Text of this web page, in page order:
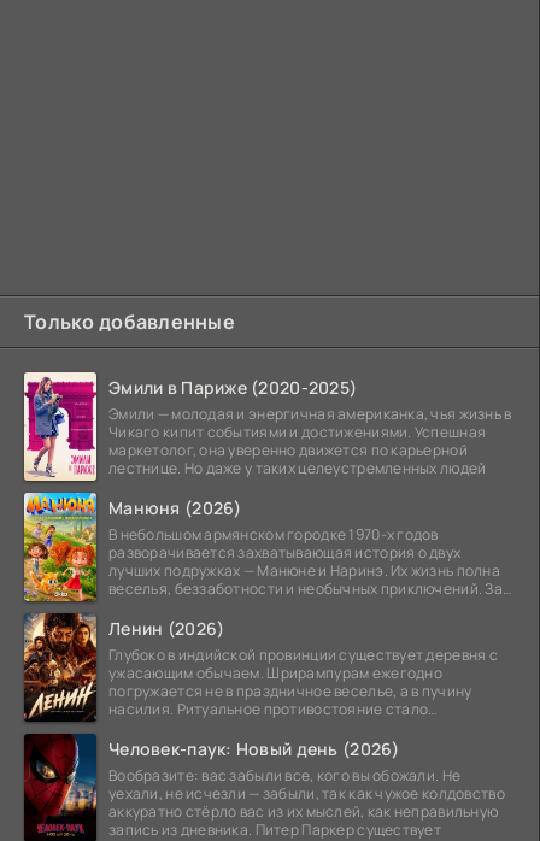
Только добавленные
Эмили в Париже (2020-2025)
Эмили — молодая и энергичная американка, чья жизнь в
Чикаго кипит событиями и достижениями. Успешная
маркетолог, она уверенно движется по карьерной
лестнице. Но даже у таких целеустремленных людей
Манюня (2026)
В небольшом армянском городке 1970-х годов
разворачивается захватывающая история о двух
лучших подружках — Манюне и Наринэ. Их жизнь полна
веселья, беззаботности и необычных приключений. За
Ленин (2026)
Глубоко в индийской провинции существует деревня с
ужасающим обычаем. Шрирампурам ежегодно
погружается не в праздничное веселье, а в пучину
насилия. Ритуальное противостояние стало
Человек-паук: Новый день (2026)
Вообразите: вас забыли все, кого вы обожали. Не
уехали, не исчезли — забыли, так как чужое колдовство
аккуратно стёрло вас из их мыслей, как неправильную
запись из дневника. Питер Паркер существует